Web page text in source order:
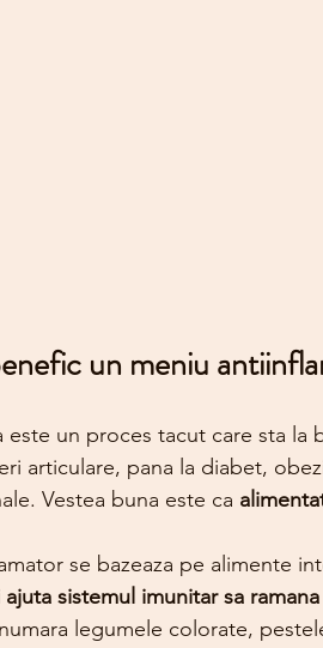
un meniu
este un proces tacut care sta
articulare, pana la diabet,
Vestea buna este ca
se bazeaza pe alimente
sistemul imunitar sa
legumele colorate,